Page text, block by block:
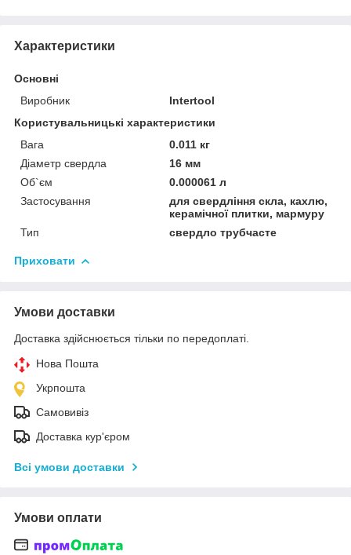
Характеристики
Основні
Виробник
Intertool
Користувальницькі характеристики
Вага
0.011 кг
Діаметр свердла
16 мм
Об`єм
0.000061 л
Застосування
для свердління скла, кахлю,
керамічної плитки, мармуру
Тип
свердло трубчасте
Приховати
Умови доставки
Доставка здійснюється тільки по передоплаті.
Нова Пошта
Укрпошта
Самовивіз
Доставка кур'єром
Всі умови доставки
Умови оплати